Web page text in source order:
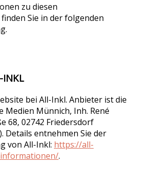
zu diesen
Sie in der folgenden
INKL
bei All-Inkl. Anbieter ist die
Medien Münnich, Inh. René
68, 02742 Friedersdorf
Details entnehmen Sie der
von All-Inkl: https://all-
.